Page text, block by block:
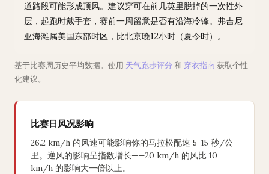
道路段可能形成顶风。建议穿可在前几英里脱掉的一次性外
层，起跑时戴手套，赛前一周留意是否有沿海冷锋。弗吉尼
亚海滩属美国东部时区，比北京晚12小时（夏令时）。
基于比赛周历史平均数据。使用 天气跑步评分 和 穿衣指南获取个性
化建议。
比赛日风况影响
26.2 km/h 的风速可能影响你的马拉松配速 5-15 秒/公
里。逆风的影响呈指数增长——20 km/h 的风比 10
km/h 的影响大一倍以上。